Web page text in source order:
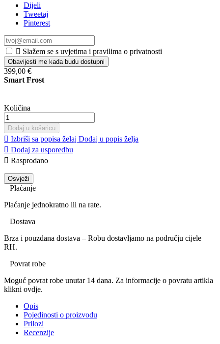
Dijeli
Tweetaj
Pinterest
 Slažem se s uvjetima i pravilima o privatnosti
Obavijesti me kada budu dostupni
399,00 €
Smart Frost
Količina
Dodaj u košaricu
 Izbriši sa popisa želaj Dodaj u popis želja
 Dodaj za usporedbu
 Rasprodano
Plaćanje
Plaćanje jednokratno ili na rate.
Dostava
Brza i pouzdana dostava – Robu dostavljamo na području cijele
RH.
Povrat robe
Moguć povrat robe unutar 14 dana. Za informacije o povratu artikla
klikni ovdje.
Opis
Pojedinosti o proizvodu
Prilozi
Recenzije